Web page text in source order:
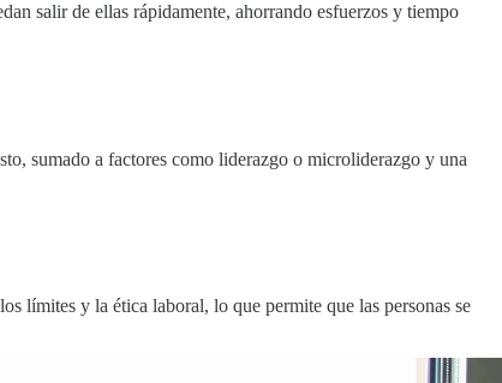
salir de ellas rápidamente, ahorrando esfuerzos y tiempo
sumado a factores como liderazgo o microliderazgo y una
límites y la ética laboral, lo que permite que las personas se